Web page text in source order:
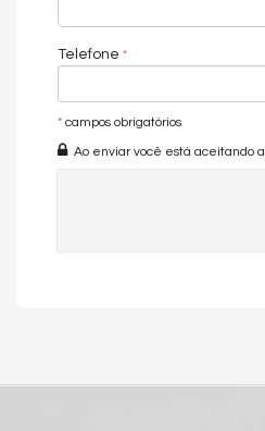
Churrasqueira
Piso Porcelanato
Acabamento em Gesso
Cozinha Americana
Banheiro de Serviço
Rua SV 51
Telefone
* campos obrigatórios
Ao enviar você está aceitando a